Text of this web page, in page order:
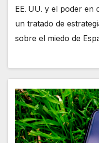
EE. UU. y el poder en
un tratado de
sobre el miedo de